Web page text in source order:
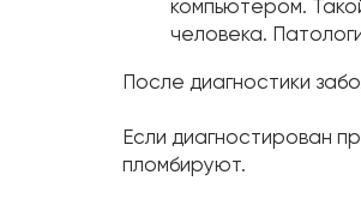
компьютером.
человека.
После диагностики
Если диагностирован
пломбируют.